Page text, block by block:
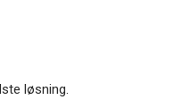
løsning.